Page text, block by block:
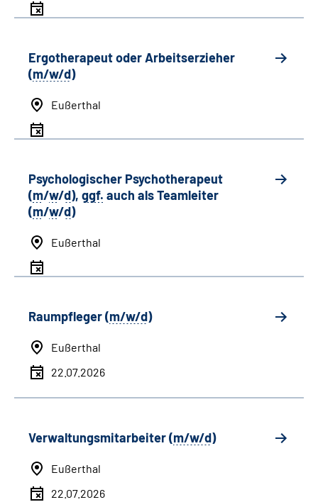
Ergotherapeut oder Arbeitserzieher
(m/w/d)
Eußerthal
Psychologischer Psychotherapeut
(m/w/d), ggf. auch alsTeamleiter
(m/w/d)
Eußerthal
Raumpfleger (m/w/d)
Eußerthal
22.07.2026
Verwaltungsmitarbeiter (m/w/d)
Eußerthal
22.07.2026